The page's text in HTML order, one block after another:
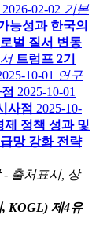
2026-02-02 기본
능성과 한국의
벌 질서 변동
트럼프 2기
10-01 연구
2025-10-01
사점 2025-10-
제 정책 성과 및
망 강화 전략
KOGL) 제4유